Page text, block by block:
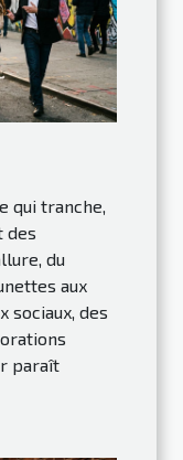
qui tranche,
des
du
aux
sociaux, des
paraît